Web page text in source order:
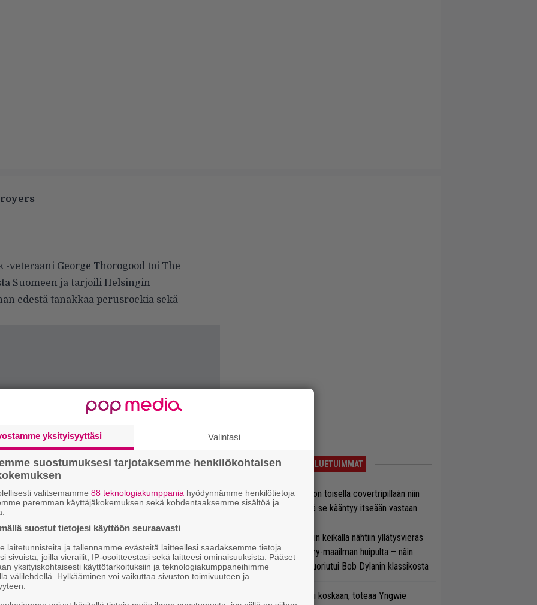
veteraani George Thorogood toi The
Suomeen ja tarjoili Helsingin
edestä tanakkaa perusrockia sekä
LUETUIMMAT
Arvio: Saimaa on toisella covertripillään niin
suvereeni, että se kääntyy itseään vastaan
Guns N’ Rosesin keikalla nähtiin yllätysvieras
suoraan country-maailman huipulta – näin
kokoonpano suoriutui Bob Dylanin klassikosta
Se on nyt tai ei koskaan, toteaa Yngwie
yksityisyyttäsi Valintasi
suostumuksesi tarjotaksemme henkilökohtaisen
valitsemamme 88 teknologiakumppania hyödynnämme henkilötietoja
paremman käyttäjäkokemuksen sekä kohdentaaksemme sisältöä ja
suostut tietojesi käyttöön seuraavasti
laitetunnisteita ja tallennamme evästeitä laitteellesi saadaksemme tietoja
sivuista, joilla vierailit, IP-osoitteestasi sekä laitteesi ominaisuuksista. Pääset
yksityiskohtaisesti käyttötarkoituksiin ja teknologiakumppaneihimme
välilehdellä. Hylkääminen voi vaikuttaa sivuston toimivuuteen ja